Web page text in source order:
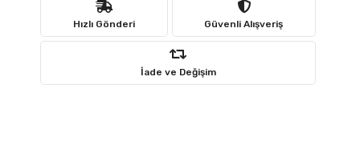
Hızlı Gönderi Güvenli Alışveriş
İade ve Değişim